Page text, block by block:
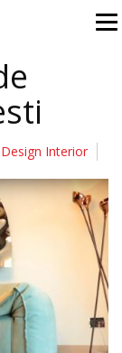
Design Interior